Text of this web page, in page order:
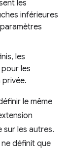
les
inférieures
les
les
le même
sur les autres.
ne définit que